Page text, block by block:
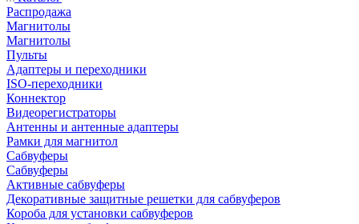
Распродажа
Магнитолы
Магнитолы
Пульты
Адаптеры и переходники
ISO-переходники
Коннектор
Видеорегистраторы
Антенны и антенные адаптеры
Рамки для магнитол
Сабвуферы
Сабвуферы
Активные сабвуферы
Декоративные защитные решетки для сабвуферов
Короба для установки сабвуферов